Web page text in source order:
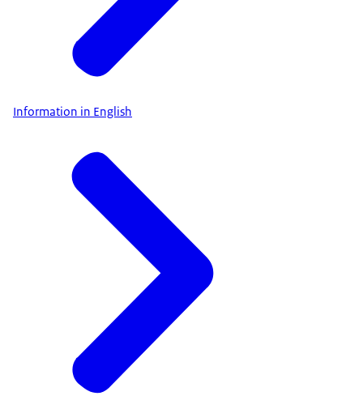
Information in English